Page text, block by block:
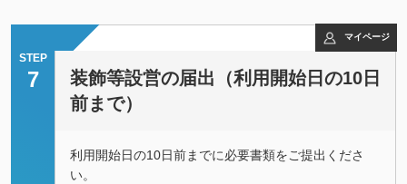
STEP
7
マイページ
装飾等設営の届出（利用開始日の10日
前まで）
利用開始日の10日前までに必要書類をご提出くださ
い。